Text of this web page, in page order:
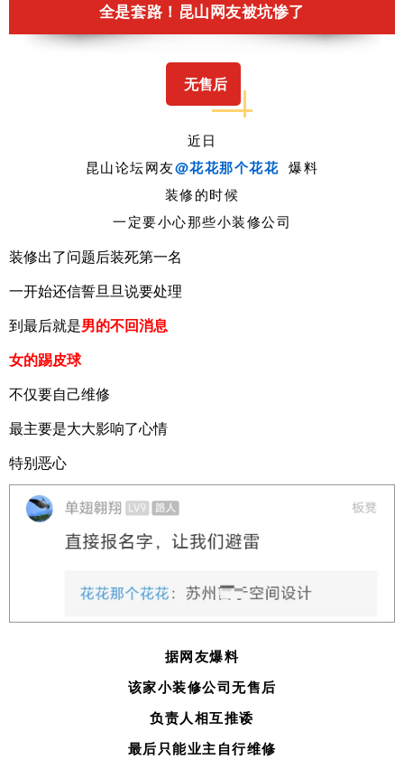
全是套路！昆山网友被坑惨了
无售后
近日
昆山论坛网友@花花那个花花 爆料
装修的时候
一定要小心那些小装修公司
装修出了问题后装死第一名
一开始还信誓旦旦说要处理
到最后就是男的不回消息
女的踢皮球
不仅要自己维修
最主要是大大影响了心情
特别恶心
据网友爆料
该家小装修公司无售后
负责人相互推诿
最后只能业主自行维修